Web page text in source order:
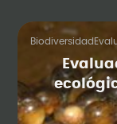
Biodiversidad